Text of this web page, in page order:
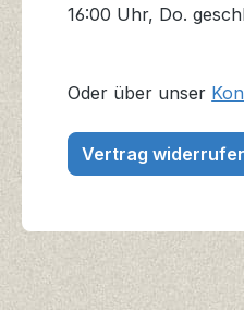
16:00 Uhr, Do.
Oder über unser
Vertrag